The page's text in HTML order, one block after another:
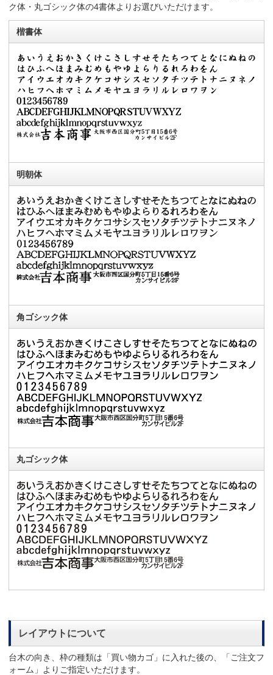
ク体・丸ゴシック体の4書体よりお選びいただけます。
楷書体
明朝体
角ゴシック体
丸ゴシック体
レイアウトについて
台木の向き、枠の種類は「買い物カゴ」に入れた後の、「ご注文フ
ォーム」よりご指定いただけます。